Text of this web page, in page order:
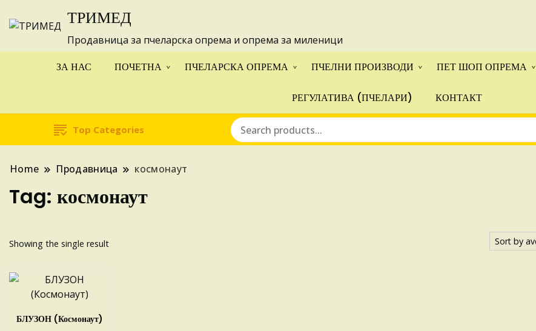
ТРИМЕД
Продавница за пчеларска опрема и опрема за миленици
ЗА НАС ПОЧЕТНА ПЧЕЛАРСКА ОПРЕМА ПЧЕЛНИ ПРОИЗВОДИ ПЕТ ШОП ОПРЕМА
РЕГУЛАТИВА (ПЧЕЛАРИ) КОНТАКТ
Top Categories
Home Продавница космонаут
Tag: космонаут
Showing the single result
БЛУЗОН (Космонаут)